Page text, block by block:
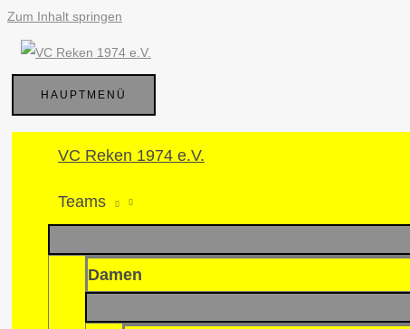
Zum Inhalt springen
HAUPTMENÜ
VC Reken 1974 e.V.
Teams
Damen